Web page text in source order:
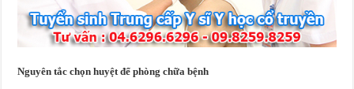
Nguyên tắc chọn huyệt để phòng chữa bệnh